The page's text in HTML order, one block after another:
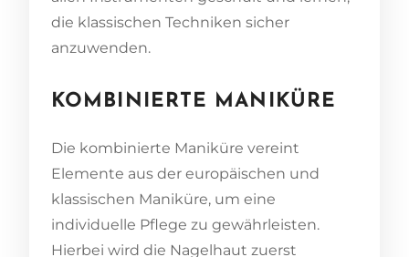
die klassischen Techniken sicher
anzuwenden.
KOMBINIERTE MANIKÜRE
Die kombinierte Maniküre vereint
Elemente aus der europäischen und
klassischen Maniküre, um eine
individuelle Pflege zu gewährleisten.
Hierbei wird die Nagelhaut zuerst